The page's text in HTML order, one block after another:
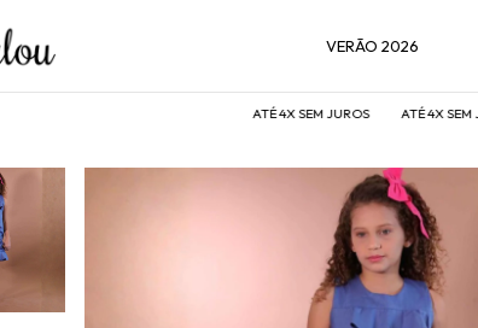
VERÃO 2026
ATÉ 4X SEM JUROS ATÉ 4X SEM JUROS